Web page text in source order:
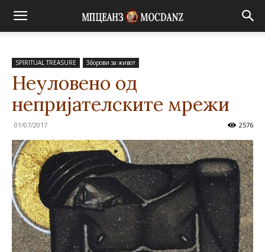
SPIRITUAL TREASURE Зборови за живот
Неуловено од
непријателските мрежи
01/07/2017 2576